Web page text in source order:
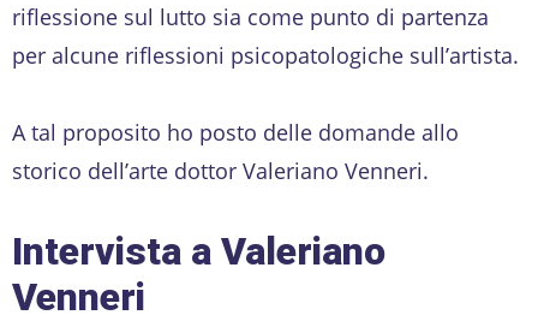
riflessione sul lutto sia come punto di partenza
per alcune riflessioni psicopatologiche sull’artista.
A tal proposito ho posto delle domande allo
storico dell’arte dottor Valeriano Venneri.
Intervista a Valeriano
Venneri